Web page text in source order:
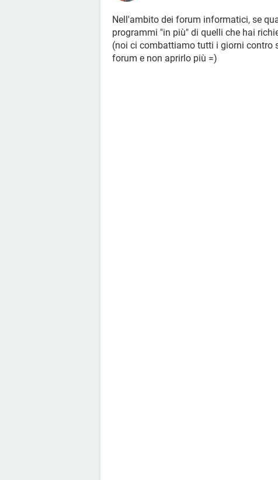
Nell'ambito dei forum informatici, se
programmi "in più" di quelli che hai
(noi ci combattiamo tutti i giorni contro
forum e non aprirlo più =)